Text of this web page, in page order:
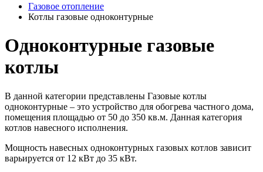
Газовое отопление
Котлы газовые одноконтурные
Одноконтурные газовые
котлы
В данной категории представлены Газовые котлы
одноконтурные – это устройство для обогрева частного дома,
помещения площадью от 50 до 350 кв.м. Данная категория
котлов навесного исполнения.
Мощность навесных одноконтурных газовых котлов зависит
варьируется от 12 кВт до 35 кВт.